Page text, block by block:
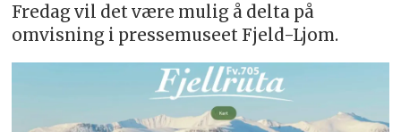
Fredag vil det være mulig å delta på
omvisning i pressemuseet Fjeld-Ljom.